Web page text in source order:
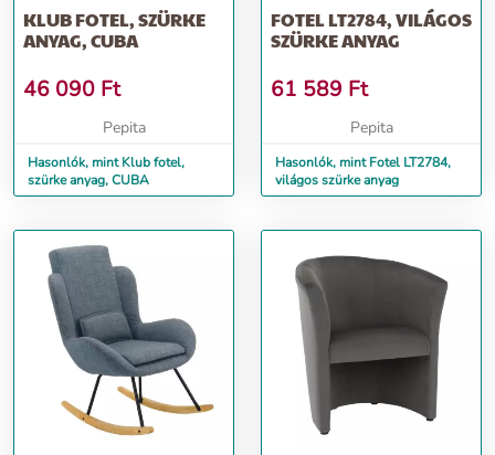
KLUB FOTEL, SZÜRKE
ANYAG, CUBA
46 090 Ft
Pepita
Hasonlók, mint Klub fotel,
szürke anyag, CUBA
FOTEL LT2784, VILÁGOS
SZÜRKE ANYAG
61 589 Ft
Pepita
Hasonlók, mint Fotel LT2784,
világos szürke anyag